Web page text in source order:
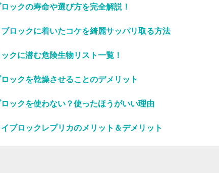
ックの寿命や選び方を完全解説！
ブロックに着いたコケを綺麗サッパリ取る方法
クに潜む危険生物リスト一覧！
ロックを乾燥させることのデメリット
ロックを使わない？使ったほうがいい理由
イブロックレプリカのメリット＆デメリット